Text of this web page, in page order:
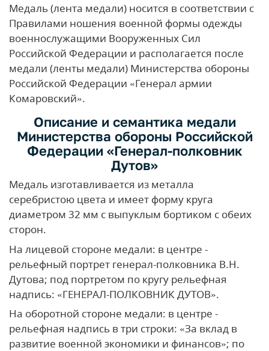
Медаль (лента медали) носится в соответствии с
Правилами ношения военной формы одежды
военнослужащими Вооруженных Сил
Российской Федерации и располагается после
медали (ленты медали) Министерства обороны
Российской Федерации «Генерал армии
Комаровский».
Описание и семантика медали
Министерства обороны Российской
Федерации «Генерал-полковник
Дутов»
Медаль изготавливается из металла
серебристою цвета и имеет форму круга
диаметром 32 мм с выпуклым бортиком с обеих
сторон.
На лицевой стороне медали: в центре -
рельефный портрет генерал-полковника В.Н.
Дутова; под портретом по кругу рельефная
надпись: «ГЕНЕРАЛ-ПОЛКОВНИК ДУТОВ».
На оборотной стороне медали: в центре -
рельефная надпись в три строки: «За вклад в
развитие военной экономики и финансов»; по